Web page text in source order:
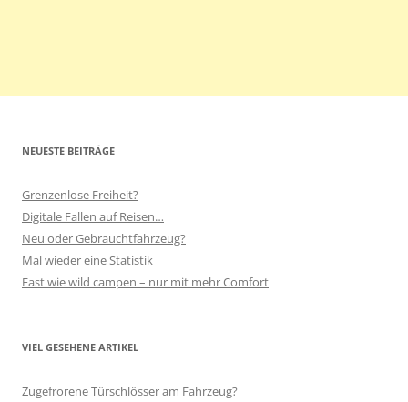
NEUESTE BEITRÄGE
Grenzenlose Freiheit?
Digitale Fallen auf Reisen…
Neu oder Gebrauchtfahrzeug?
Mal wieder eine Statistik
Fast wie wild campen – nur mit mehr Comfort
VIEL GESEHENE ARTIKEL
Zugefrorene Türschlösser am Fahrzeug?